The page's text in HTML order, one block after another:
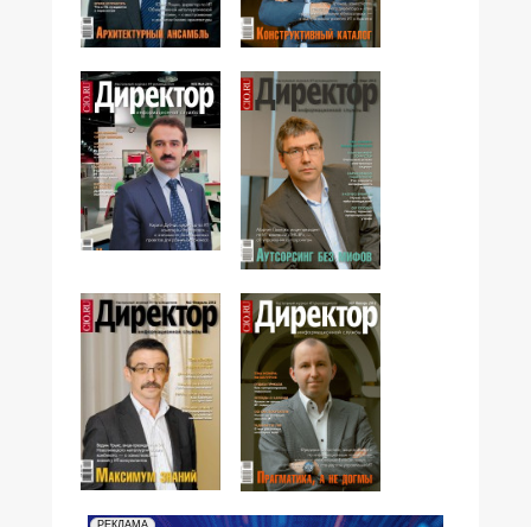
№06,2012 №04,2012
№05,2012
№03,2012
№02,2012 №01,2012